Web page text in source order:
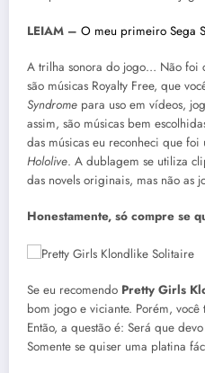
LEIAM – O meu primeiro Sega
A trilha sonora do jogo… Não foi
são músicas Royalty Free, que
Syndrome para uso em vídeos,
assim, são músicas bem
das músicas eu reconheci que
Hololive. A dublagem se utiliza
das novels originais, mas não as
Honestamente, só compre se
Se eu recomendo Pretty Girls
bom jogo e viciante. Porém,
Então, a questão é: Será que
Somente se quiser uma platina